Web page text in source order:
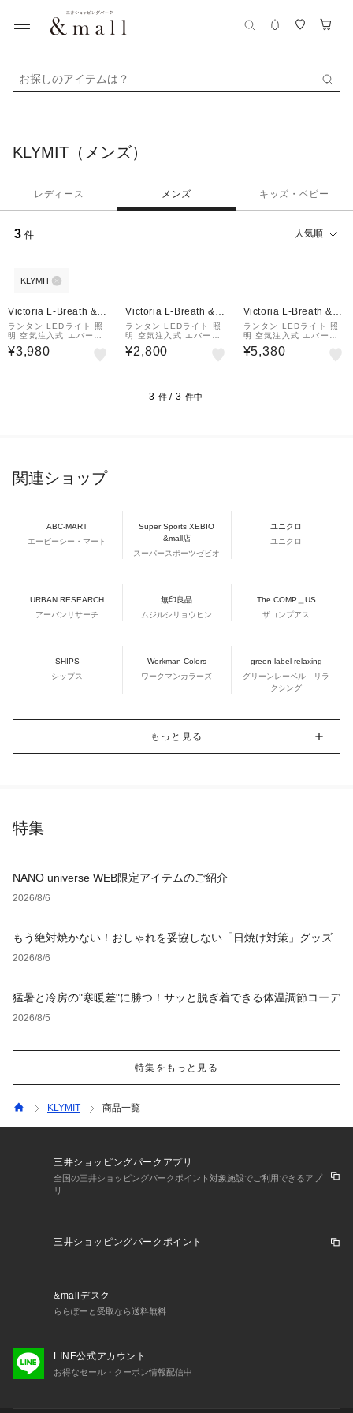
お探しのアイテムは？
KLYMIT（メンズ）
レディース メンズ キッズ・ベビー
3 件 人気順
KLYMIT
Victoria L-Breath &m
all店
ランタン LEDライト 照
明 空気注入式 エバーグ
ローライトチューブ 199
51 L
¥3,980
Victoria L-Breath &m
all店
ランタン LEDライト 照
明 空気注入式 エバーグ
ローライトチューブ 199
50 R
¥2,800
Victoria L-Breath &m
all店
ランタン LEDライト 照
明 空気注入式 エバーグ
ローライトチューブ 199
52 XL
¥5,380
3 件 / 3 件中
関連ショップ
ABC-MART
エービーシー・マート
Super Sports XEBIO
&mall店
スーパースポーツゼビオ
ユニクロ
ユニクロ
URBAN RESEARCH
アーバンリサーチ
無印良品
ムジルシリョウヒン
The COMP＿US
ザコンプアス
SHIPS
シップス
Workman Colors
ワークマンカラーズ
green label relaxing
グリーンレーベル リラ
クシング
もっと見る
特集
NANO universe WEB限定アイテムのご紹介
2026/8/6
もう絶対焼かない！おしゃれを妥協しない「日焼け対策」グッズ
2026/8/6
猛暑と冷房の"寒暖差"に勝つ！サッと脱ぎ着できる体温調節コーデ
2026/8/5
特集をもっと見る
KLYMIT 商品一覧
三井ショッピングパークアプリ
全国の三井ショッピングパークポイント対象施設でご利用できるアプ
リ
三井ショッピングパークポイント
&mallデスク
ららぽーと受取なら送料無料
LINE公式アカウント
お得なセール・クーポン情報配信中